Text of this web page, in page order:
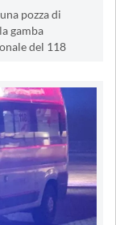
pozza di
gamba
del 118